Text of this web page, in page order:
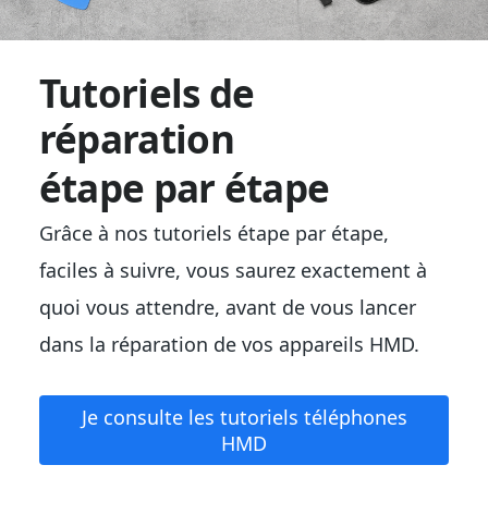
Tutoriels de
réparation
étape par étape
Grâce à nos tutoriels étape par étape,
faciles à suivre, vous saurez exactement à
quoi vous attendre, avant de vous lancer
dans la réparation de vos appareils HMD.
Je consulte les tutoriels téléphones
HMD